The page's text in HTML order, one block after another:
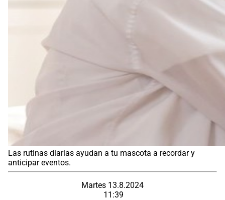
Las rutinas diarias ayudan a tu mascota a recordar y
anticipar eventos.
Martes 13.8.2024
11:39